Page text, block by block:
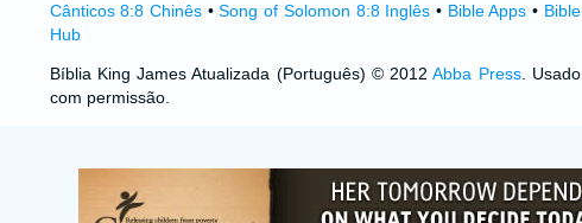
Cânticos 8:8 Chinês•Song of Solomon 8:8 Inglês • Bible Apps • Bible
Hub
Bíblia King James Atualizada (Português) © 2012Abba Press. Usado
com permissão.